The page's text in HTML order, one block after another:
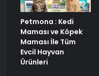
Petmona : Kedi
Maması ve Köpek
Maması İle Tüm
Evcil Hayvan
Ürünleri